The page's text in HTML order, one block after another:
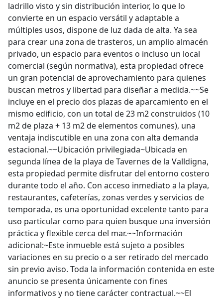
ladrillo visto y sin distribución interior, lo que lo
convierte en un espacio versátil y adaptable a
múltiples usos, dispone de luz dada de alta. Ya sea
para crear una zona de trasteros, un amplio almacén
privado, un espacio para eventos o incluso un local
comercial (según normativa), esta propiedad ofrece
un gran potencial de aprovechamiento para quienes
buscan metros y libertad para diseñar a medida.~~Se
incluye en el precio dos plazas de aparcamiento en el
mismo edificio, con un total de 23 m2 construidos (10
m2 de plaza + 13 m2 de elementos comunes), una
ventaja indiscutible en una zona con alta demanda
estacional.~~Ubicación privilegiada~Ubicada en
segunda línea de la playa de Tavernes de la Valldigna,
esta propiedad permite disfrutar del entorno costero
durante todo el año. Con acceso inmediato a la playa,
restaurantes, cafeterías, zonas verdes y servicios de
temporada, es una oportunidad excelente tanto para
uso particular como para quien busque una inversión
práctica y flexible cerca del mar.~~Información
adicional:~Este inmueble está sujeto a posibles
variaciones en su precio o a ser retirado del mercado
sin previo aviso. Toda la información contenida en este
anuncio se presenta únicamente con fines
informativos y no tiene carácter contractual.~~El